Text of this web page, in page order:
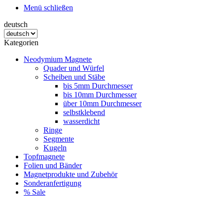
Menü schließen
deutsch
Kategorien
Neodymium Magnete
Quader und Würfel
Scheiben und Stäbe
bis 5mm Durchmesser
bis 10mm Durchmesser
über 10mm Durchmesser
selbstklebend
wasserdicht
Ringe
Segmente
Kugeln
Topfmagnete
Folien und Bänder
Magnetprodukte und Zubehör
Sonderanfertigung
% Sale